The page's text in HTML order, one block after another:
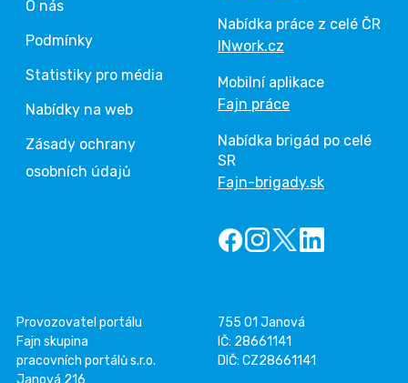
O nás
Podmínky
Statistiky pro média
Nabídky na web
Zásady ochrany
osobních údajů
Nabídka práce z celé ČR
INwork.cz
Mobilní aplikace
Fajn práce
Nabídka brigád po celé
SR
Fajn-brigady.sk
Provozovatel portálu
Fajn skupina
pracovních portálů s.r.o.
755 01 Janová
IČ: 28661141
DIČ: CZ28661141